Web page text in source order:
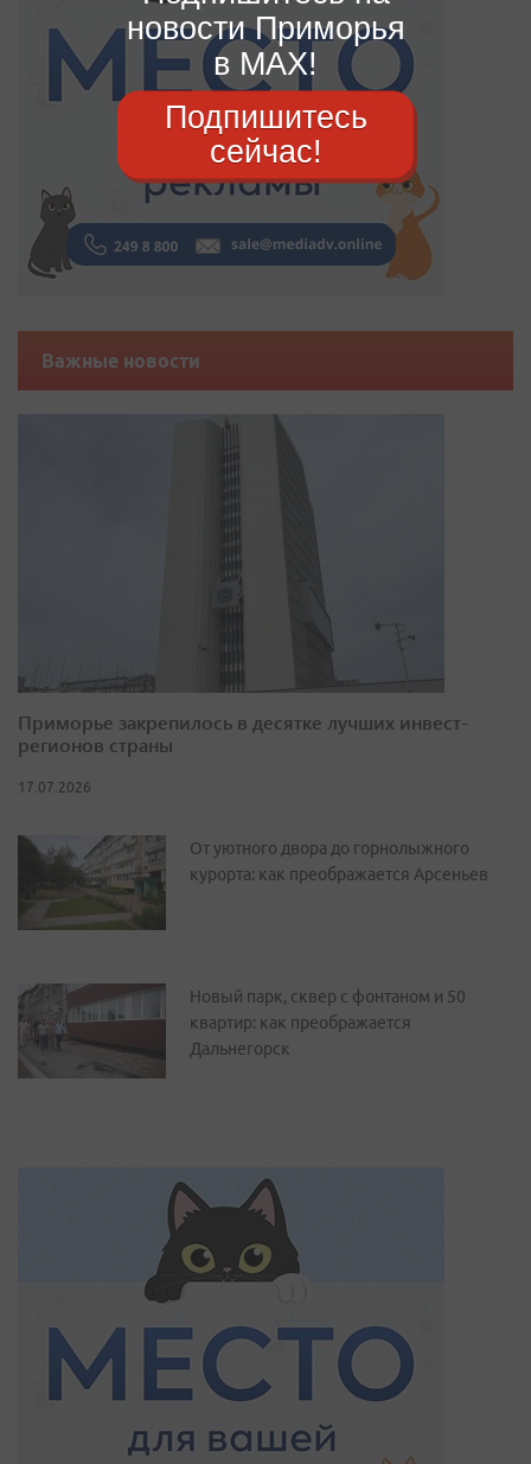
Важные новости
Приморье закрепилось в десятке лучших инвест-
регионов страны
17.07.2026
От уютного двора до горнолыжного
курорта: как преображается Арсеньев
Новый парк, сквер с фонтаном и 50
квартир: как преображается
Дальнегорск
новости Приморья
в MAX!
Подпишитесь
сейчас!